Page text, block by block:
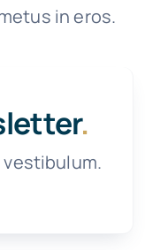
in eros.
.